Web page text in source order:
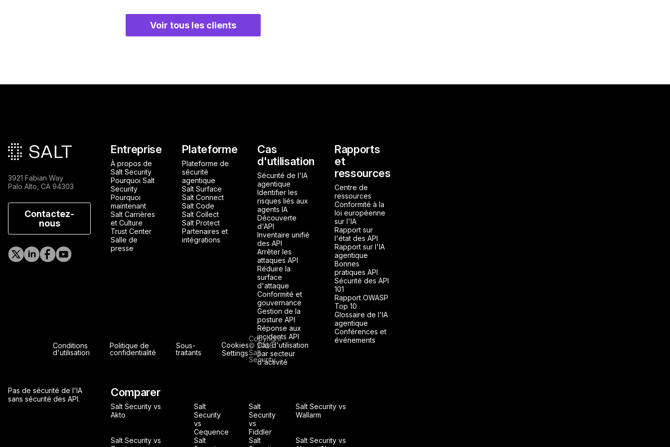
Voir tous les clients
Pied de page principal
3921 Fabian Way
Palo Alto, CA 94303
Contactez-
nous
Entreprise
À propos de
Salt Security
Pourquoi Salt
Security
Pourquoi
maintenant
Salt Carrières
et Culture
Trust Center
Salle de
presse
Plateforme
Plateforme de
sécurité
agentique
Salt Surface
Salt Connect
Salt Code
Salt Collect
Salt Protect
Partenaires et
intégrations
Cas
d'utilisation
Sécurité de l'IA
agentique
Identifier les
risques liés aux
agents IA
Découverte
d'API
Inventaire unifié
des API
Arrêter les
attaques API
Réduire la
surface
d'attaque
Conformité et
gouvernance
Gestion de la
posture API
Réponse aux
incidents API
Cas d'utilisation
par secteur
d'activité
Rapports
et
ressources
Centre de
ressources
Conformité à la
loi européenne
sur l'IA
Rapport sur
l'état des API
Rapport sur l'IA
agentique
Bonnes
pratiques API
Sécurité des API
101
Rapport OWASP
Top 10
Glossaire de l'IA
agentique
Conférences et
événements
Pas de sécurité de l'IA
sans sécurité des API.
Comparer
Salt Security vs
Akto
Salt
Security
vs
Cequence
Salt
Security
vs
Fiddler
Salt Security vs
Wallarm
Salt Security vs
Salt
Salt
Salt Security vs
Conditions
d'utilisation
Politique de
confidentialité
Sous-
traitants
Cookies
Settings
Copyright
© 2026
Salt
Security